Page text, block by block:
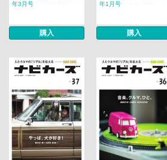
年3月号
購入
年1月号
購入